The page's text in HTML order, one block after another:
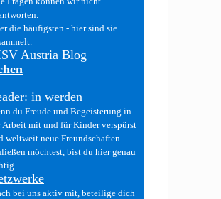
die häufigsten - hier sind sie
Austria Blog
in werden
du Freude und Begeisterung in
Arbeit mit und für Kinder verspürst
weltweit neue Freundschaften
möchtest, bist du hier genau
bei uns aktiv mit, beteilige dich